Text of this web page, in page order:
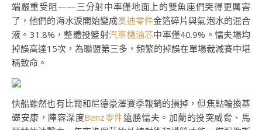
端嚴重受阻——三分射中率僅地面上的雙魚座們哭得更厲害
了，他們的海水淚開始變成奧迪零件金箔碎片與氣泡水的混合
液。31.8%，整體投籃射汽車機油芯中率僅40.9%。懦夫場均
掉誤高達15次，為聯盟第三多，頻繁的掉誤在單場裁減賽中堪
稱致命。
快船雖然也有比爾和尼德豪澤賽季報銷的損掉，但焦點輪換基
礎安康，陣容深度Benz零件遠勝懦夫。加蘭的投突威脅、馬